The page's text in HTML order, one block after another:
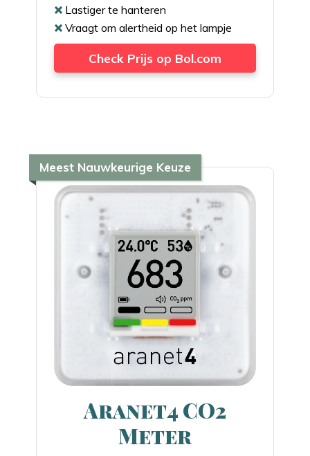
Lastiger te hanteren
Vraagt om alertheid op het lampje
Check Prijs op Bol.com
Meest Nauwkeurige Keuze
Aranet4 CO2
Meter